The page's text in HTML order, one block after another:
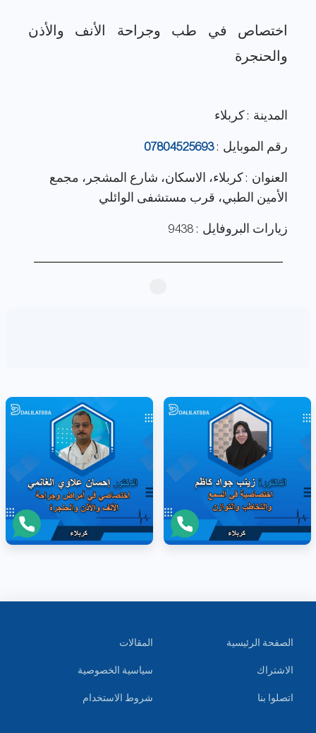
اختصاص في طب وجراحة الأنف والأذن
المدينة : كربلاء
رقم الموبايل :07804525693
العنوان : كربلاء، الاسكان، شارع المشجر، مجمع
الأمين الطبي، قرب مستشفى الوائلي
زيارات البروفايل : 9438
الصفحة الرئيسية
الاشتراك
اتصلوا بنا
المقالات
سياسية الخصوصية
شروط الاستخدام